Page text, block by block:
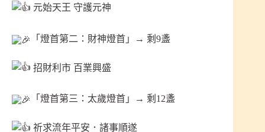
元始天王 守護元神
「燈首第二：財神燈首」→ 剩9盞
招財利市 百業興盛
「燈首第三：太歲燈首」→ 剩12盞
祈求流年平安．諸事順遂